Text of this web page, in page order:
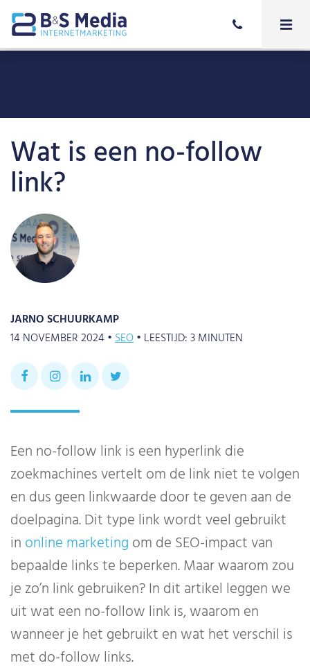
Wat is een no-follow
link?
JARNO SCHUURKAMP
14 NOVEMBER 2024 •SEO• LEESTIJD:3MINUTEN
Een no-follow link is een hyperlink die
zoekmachines vertelt om de link niet te volgen
en dus geen linkwaarde door te geven aan de
doelpagina. Dit type link wordt veel gebruikt
in online marketing om de SEO-impact van
bepaalde links te beperken. Maar waarom zou
je zo’n link gebruiken? In dit artikel leggen we
uit wat een no-follow link is, waarom en
wanneer je het gebruikt en wat het verschil is
met do-follow links.